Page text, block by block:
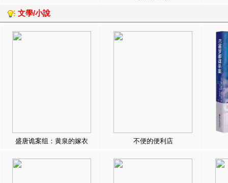
文學/小說
盛唐诡案组：黄泉的嫁衣 不便的便利店